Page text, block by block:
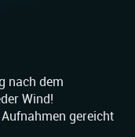
nach dem
Wind!
gereicht